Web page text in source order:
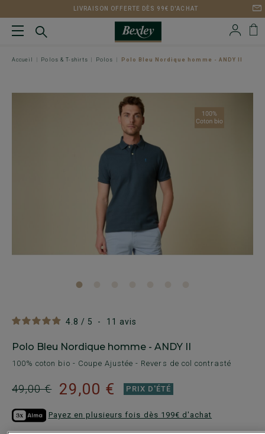
LIVRAISON OFFERTE DÈS 99€ D'ACHAT
Accueil Polos & T-shirts Polos Polo Bleu Nordique homme - ANDY II
4.8 / 5 - 11 avis
Polo Bleu Nordique homme - ANDY II
100% coton bio - Coupe Ajustée - Revers de col contrasté
49,00 € 29,00 € PRIX D'ÉTÉ
Payez en plusieurs fois dès 199€ d'achat